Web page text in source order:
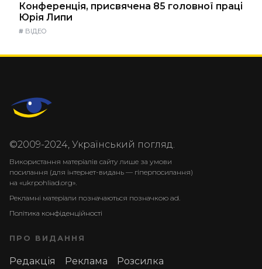
Конференція, присвячена 85 головної праці
Юрія Липи
# ВІДЕО
©2009-2024, Український погляд.
Використання матеріалів сайту лише за умови
посилання (для інтернет-видань — гіперпосилання)
на «ukrpohliad.org».
Рекламні матеріали позначаються позначкою ad.
Політика конфіденційності
ПРО ВИДАННЯ
Редакція Реклама Розсилка